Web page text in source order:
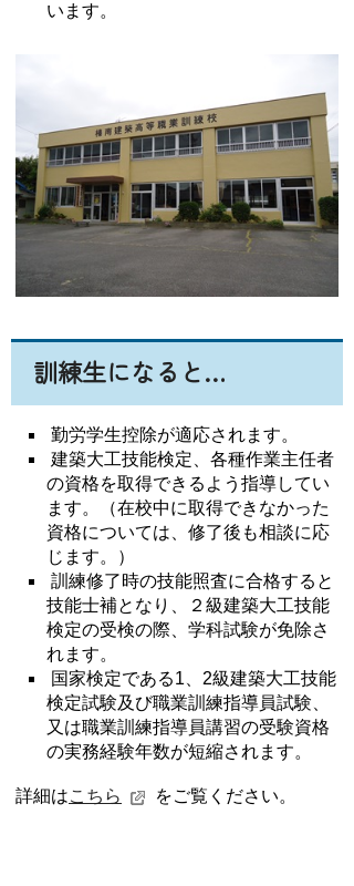
います。
訓練生になると…
勤労学生控除が適応されます。
建築大工技能検定、各種作業主任者
の資格を取得できるよう指導してい
ます。（在校中に取得できなかった
資格については、修了後も相談に応
じます。）
訓練修了時の技能照査に合格すると
技能士補となり、２級建築大工技能
検定の受検の際、学科試験が免除さ
れます。
国家検定である1、2級建築大工技能
検定試験及び職業訓練指導員試験、
又は職業訓練指導員講習の受験資格
の実務経験年数が短縮されます。
詳細はこちら をご覧ください。